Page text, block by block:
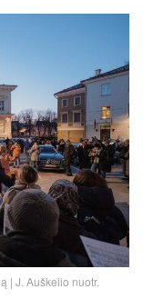
| J. Auškelio nuotr.